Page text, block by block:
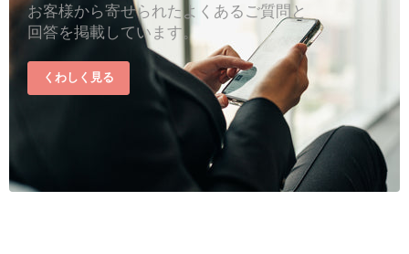
お客様から寄せられたよくあるご質問と
回答を掲載しています。
くわしく見る